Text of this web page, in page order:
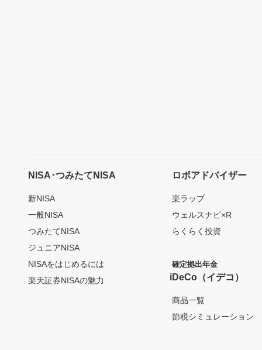
NISA･つみたてNISA
新NISA
一般NISA
つみたてNISA
ジュニアNISA
NISAをはじめるには
楽天証券NISAの魅力
ロボアドバイザー
楽ラップ
ウェルスナビ×R
らくらく投資
確定拠出年金
iDeCo（イデコ）
商品一覧
節税シミュレーション